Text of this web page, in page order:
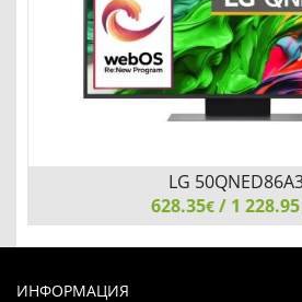
3840x2160, 60Hz Native (VRR 144Hz),
LG
628.35€ / 1
ИНФОРМАЦИЯ